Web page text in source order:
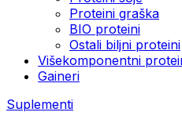
Proteini graška
BIO proteini
Ostali biljni proteini
Višekomponentni
Gaineri
Suplementi